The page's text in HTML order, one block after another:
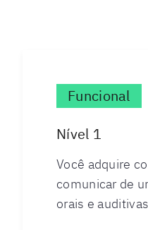
Funcional
Nível 1
Você adquire
comunicar de
orais e